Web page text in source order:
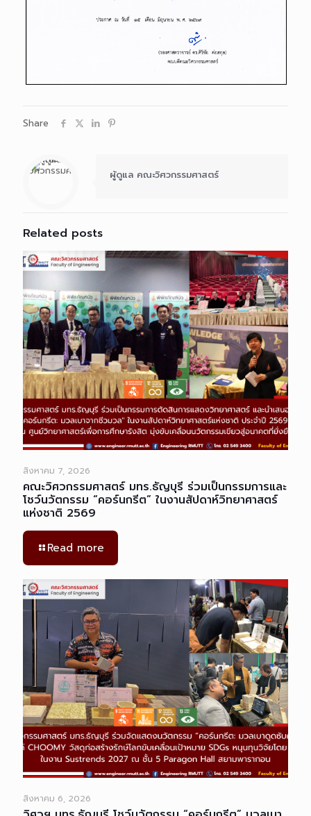
Share
ผู้ดูแล คณะวิศวกรรมศาสตร์
Related posts
สิงหาคม 7, 2026
คณะวิศวกรรมศาสตร์ มทร.ธัญบุรี ร่วมเป็นกรรมการและ
โชว์นวัตกรรม “คอร์นกรีต” ในงานสัปดาห์วิทยาศาสตร์
แห่งชาติ 2569
Read more
สิงหาคม 6, 2026